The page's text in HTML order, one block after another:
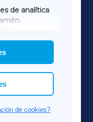
de analítica
a elección das
de cookies?